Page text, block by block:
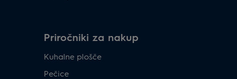
Priročniki za nakup
Kuhalne plošče
Pečice